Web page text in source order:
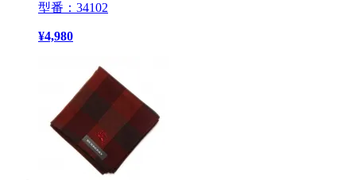
型番：34102
¥4,980